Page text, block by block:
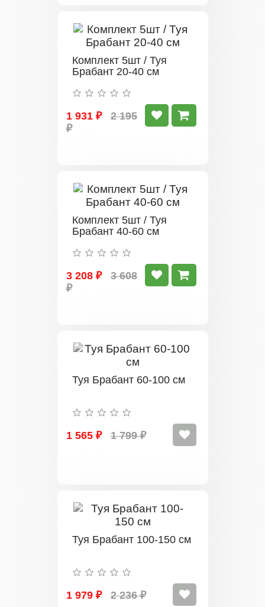
Комплект 5шт / Туя
Брабант 20-40 см
1 931 ₽
2 195
₽
Комплект 5шт / Туя
Брабант 40-60 см
3 208 ₽
3 608
₽
Туя Брабант 60-100 см
1 565 ₽ 1 799 ₽
Туя Брабант 100-150 см
1 979 ₽ 2 236 ₽